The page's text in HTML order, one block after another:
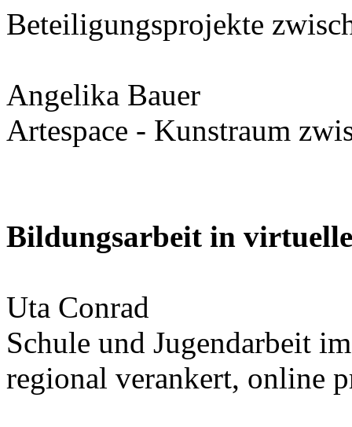
Beteiligungsprojekte
Angelika Bauer
Artespace - Kunstraum
Bildungsarbeit in
Uta Conrad
Schule und Jugendarbeit
regional verankert, online